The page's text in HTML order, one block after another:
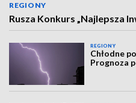
REGIONY
Rusza Konkurs „Najlepsza
REGIONY
Chłodne
Prognoza